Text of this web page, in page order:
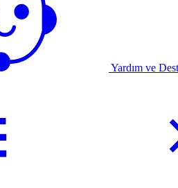
Yardım ve